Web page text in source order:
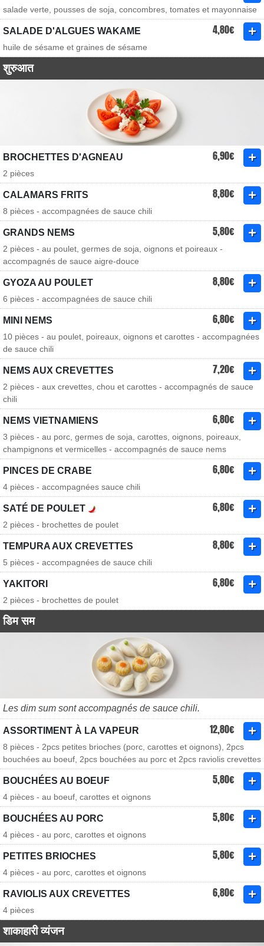
salade verte, pousses de soja, concombres, tomates et mayonnaise
SALADE D'ALGUES WAKAME 4,80€
huile de sésame et graines de sésame
शुरुआत
BROCHETTES D'AGNEAU 6,90€
2 pièces
CALAMARS FRITS 8,80€
8 pièces - accompagnées de sauce chili
GRANDS NEMS 5,80€
2 pièces - au poulet, germes de soja, oignons et poireaux -
accompagnés de sauce aigre-douce
GYOZA AU POULET 8,80€
6 pièces - accompagnées de sauce chili
MINI NEMS 6,80€
10 pièces - au poulet, poireaux, oignons et carottes - accompagnées
de sauce chili
NEMS AUX CREVETTES 7,20€
2 pièces - aux crevettes, chou et carottes - accompagnés de sauce
chili
NEMS VIETNAMIENS 6,80€
3 pièces - au porc, germes de soja, carottes, oignons, poireaux,
champignons et vermicelles - accompagnés de sauce nems
PINCES DE CRABE 6,80€
4 pièces - accompagnées sauce chili
SATÉ DE POULET 6,80€
2 pièces - brochettes de poulet
TEMPURA AUX CREVETTES 8,80€
5 pièces - accompagnées de sauce chili
YAKITORI 6,80€
2 pièces - brochettes de poulet
डिम सम
Les dim sum sont accompagnés de sauce chili.
ASSORTIMENT À LA VAPEUR 12,80€
8 pièces - 2pcs petites brioches (porc, carottes et oignons), 2pcs
bouchées au boeuf, 2pcs bouchées au porc et 2pcs raviolis crevettes
BOUCHÉES AU BOEUF 5,80€
4 pièces - au boeuf, carottes et oignons
BOUCHÉES AU PORC 5,80€
4 pièces - au porc, carottes et oignons
PETITES BRIOCHES 5,80€
4 pièces - au porc, carottes et oignons
RAVIOLIS AUX CREVETTES 6,80€
4 pièces
शाकाहारी व्यंजन